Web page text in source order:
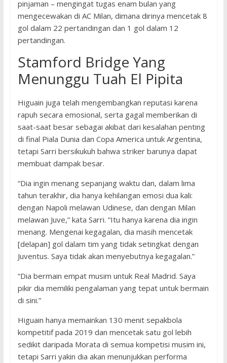
pinjaman – mengingat tugas enam bulan yang
mengecewakan di AC Milan, dimana dirinya mencetak 8
gol dalam 22 pertandingan dan 1 gol dalam 12
pertandingan.
Stamford Bridge Yang
Menunggu Tuah El Pipita
Higuain juga telah mengembangkan reputasi karena
rapuh secara emosional, serta gagal memberikan di
saat-saat besar sebagai akibat dari kesalahan penting
di final Piala Dunia dan Copa America untuk Argentina,
tetapi Sarri bersikukuh bahwa striker barunya dapat
membuat dampak besar.
“Dia ingin menang sepanjang waktu dan, dalam lima
tahun terakhir, dia hanya kehilangan emosi dua kali:
dengan Napoli melawan Udinese, dan dengan Milan
melawan Juve,” kata Sarri. “Itu hanya karena dia ingin
menang. Mengenai kegagalan, dia masih mencetak
[delapan] gol dalam tim yang tidak setingkat dengan
Juventus. Saya tidak akan menyebutnya kegagalan.”
“Dia bermain empat musim untuk Real Madrid. Saya
pikir dia memiliki pengalaman yang tepat untuk bermain
di sini.”
Higuain hanya memainkan 130 menit sepakbola
kompetitif pada 2019 dan mencetak satu gol lebih
sedikit daripada Morata di semua kompetisi musim ini,
tetapi Sarri yakin dia akan menunjukkan performa